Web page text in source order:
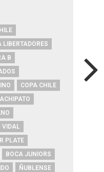
LIBERTADORES
B
COPA CHILE
VIDAL
PLATE
BOCA JUNIORS
ÑUBLENSE